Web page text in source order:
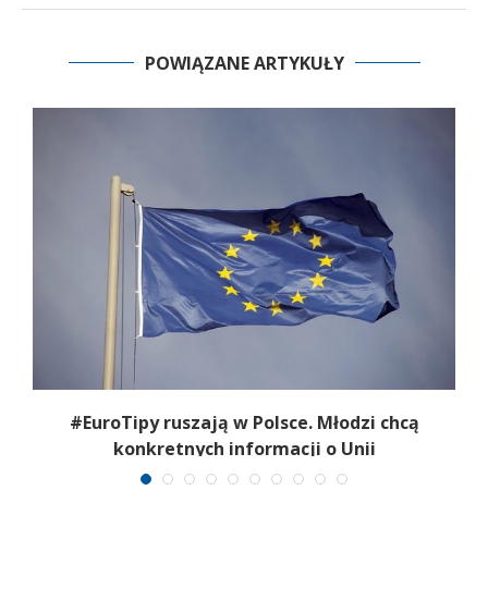
POWIĄZANE ARTYKUŁY
#EuroTipy ruszają w Polsce. Młodzi chcą
konkretnych informacji o Unii